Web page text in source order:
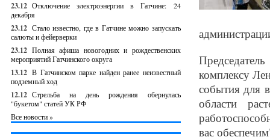
23.12 Отключение электроэнергии в Гатчине: 24
декабря
23.12 Стало известно, где в Гатчине можно запускать
салюты и фейерверки
23.12 Полная афиша новогодних и рождественских
мероприятий Гатчинского округа
13.12 В Гатчинском парке найден ранее неизвестный
подземный ход
12.12 Стрельба на день рождения обернулась
"букетом" статей УК РФ
Все новости »
комплексу
события для
области
вас